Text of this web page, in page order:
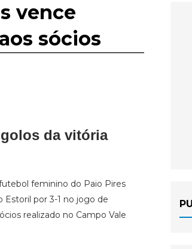
vence
sócios
da vitória
feminino do Paio Pires
Estoril por 3-1 no jogo de
realizado no Campo Vale